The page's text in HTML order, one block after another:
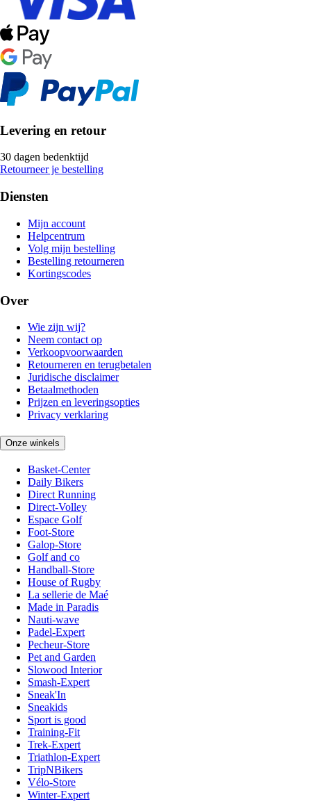
Levering en retour
30 dagen bedenktijd
Retourneer je bestelling
Diensten
Mijn account
Helpcentrum
Volg mijn bestelling
Bestelling retourneren
Kortingscodes
Over
Wie zijn wij?
Neem contact op
Verkoopvoorwaarden
Retourneren en terugbetalen
Juridische disclaimer
Betaalmethoden
Prijzen en leveringsopties
Privacy verklaring
Onze winkels
Basket-Center
Daily Bikers
Direct Running
Direct-Volley
Espace Golf
Foot-Store
Galop-Store
Golf and co
Handball-Store
House of Rugby
La sellerie de Maé
Made in Paradis
Nauti-wave
Padel-Expert
Pecheur-Store
Pet and Garden
Slowood Interior
Smash-Expert
Sneak'In
Sneakids
Sport is good
Training-Fit
Trek-Expert
Triathlon-Expert
TripNBikers
Vélo-Store
Winter-Expert